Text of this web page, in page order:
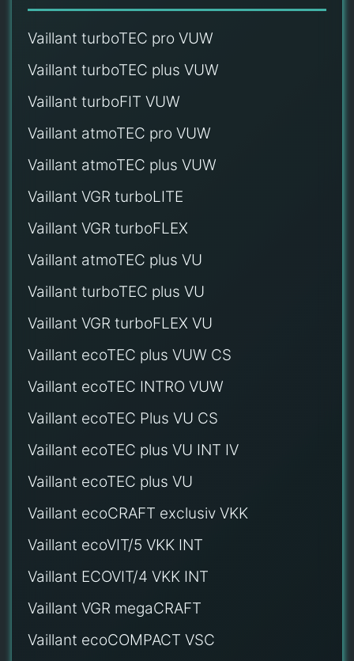
Vaillant turboTEC pro VUW
Vaillant turboTEC plus VUW
Vaillant turboFIT VUW
Vaillant atmoTEC pro VUW
Vaillant atmoTEC plus VUW
Vaillant VGR turboLITE
Vaillant VGR turboFLEX
Vaillant atmoTEC plus VU
Vaillant turboTEC plus VU
Vaillant VGR turboFLEX VU
Vaillant ecoTEC plus VUW CS
Vaillant ecoTEC INTRO VUW
Vaillant ecoTEC Plus VU CS
Vaillant ecoTEC plus VU INT IV
Vaillant ecoTEC plus VU
Vaillant ecoCRAFT exclusiv VKK
Vaillant ecoVIT/5 VKK INT
Vaillant ECOVIT/4 VKK INT
Vaillant VGR megaCRAFT
Vaillant ecoCOMPACT VSC